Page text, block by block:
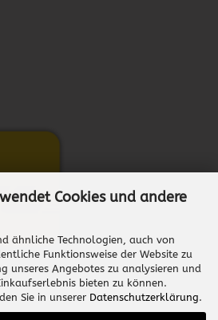
Cookies und andere
ähnliche Technologien, auch von
Funktionsweise der Website zu
unseres Angebotes zu analysieren und
bieten zu können.
Sie in unserer Datenschutzerklärung.